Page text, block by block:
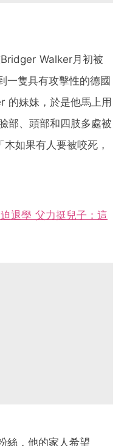
Walker月初被
一隻具有攻擊性的德國
的妹妹，於是他馬上用
部、頭部和四肢多處被
如果有人要被咬死，
退學 父力挺兒子：這
絲，他的家人希望